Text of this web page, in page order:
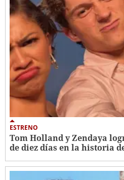
ESTRENO
Tom Holland y Zendaya
de diez días en la historia